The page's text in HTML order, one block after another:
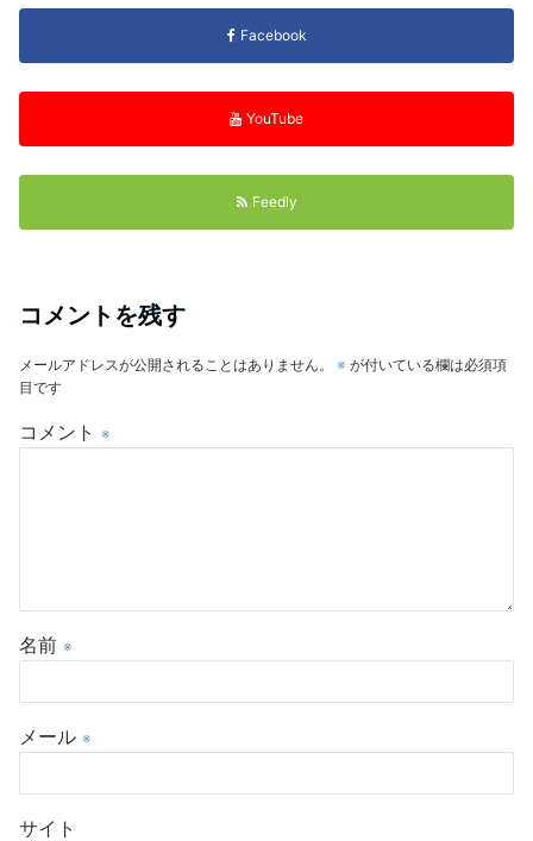
Facebook
YouTube
Feedly
コメントを残す
メールアドレスが公開されることはありません。 ※ が付いている欄は必須項
目です
コメント ※
名前 ※
メール ※
サイト